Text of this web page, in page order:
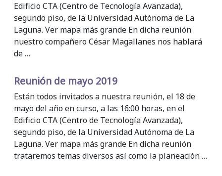
Edificio CTA (Centro de Tecnología Avanzada),
segundo piso, de la Universidad Autónoma de La
Laguna. Ver mapa más grande En dicha reunión
nuestro compañero César Magallanes nos hablará
de …
Reunión de mayo 2019
Están todos invitados a nuestra reunión, el 18 de
mayo del año en curso, a las 16:00 horas, en el
Edificio CTA (Centro de Tecnología Avanzada),
segundo piso, de la Universidad Autónoma de La
Laguna. Ver mapa más grande En dicha reunión
trataremos temas diversos así como la planeación …